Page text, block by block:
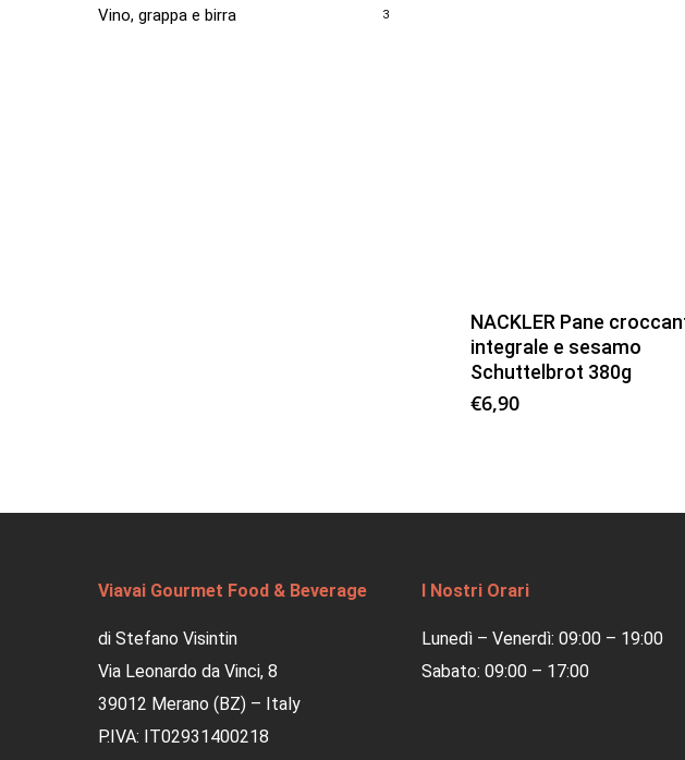
Vino, grappa e birra 3
NACKLER Pane
integrale e sesamo
Schuttelbrot 380g
€6,90
Viavai Gourmet Food & Beverage
di Stefano Visintin
Via Leonardo da Vinci, 8
39012 Merano (BZ) – Italy
P.IVA: IT02931400218
I Nostri Orari
Lunedì – Venerdì: 09:00 – 19:00
Sabato: 09:00 – 17:00